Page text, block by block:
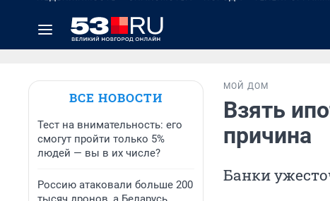
ВСЕ НОВОСТИ
Тест на внимательность: его
смогут пройти только 5%
людей — вы в их числе?
Россию атаковали больше 200
МОЙ ДОМ
Взять
причина
Банки